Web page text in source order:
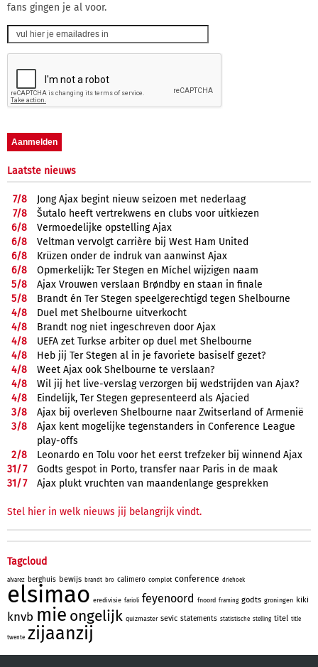
fans gingen je al voor.
Laatste nieuws
7/8
Jong Ajax begint nieuw seizoen met nederlaag
7/8
Šutalo heeft vertrekwens en clubs voor uitkiezen
6/8
Vermoedelijke opstelling Ajax
6/8
Veltman vervolgt carrière bij West Ham United
6/8
Krüzen onder de indruk van aanwinst Ajax
6/8
Opmerkelijk: Ter Stegen en Míchel wijzigen naam
5/8
Ajax Vrouwen verslaan Brøndby en staan in finale
5/8
Brandt én Ter Stegen speelgerechtigd tegen Shelbourne
4/8
Duel met Shelbourne uitverkocht
4/8
Brandt nog niet ingeschreven door Ajax
4/8
UEFA zet Turkse arbiter op duel met Shelbourne
4/8
Heb jij Ter Stegen al in je favoriete basiself gezet?
4/8
Weet Ajax ook Shelbourne te verslaan?
4/8
Wil jij het live-verslag verzorgen bij wedstrijden van Ajax?
4/8
Eindelijk, Ter Stegen gepresenteerd als Ajacied
3/8
Ajax bij overleven Shelbourne naar Zwitserland of Armenië
3/8
Ajax kent mogelijke tegenstanders in Conference League
play-offs
2/8
Leonardo en Tolu voor het eerst trefzeker bij winnend Ajax
31/7
Godts gespot in Porto, transfer naar Paris in de maak
31/7 Ajax plukt vruchten van maandenlange gesprekken
Stel hier in welk nieuws jij belangrijk vindt.
Tagcloud
alvarez berghuis bewijs brandt bro calimero complot conference driehoek
elsimao eredivisie farioli feyenoord fnoord framing godts groningen kiki
knvb mie ongelijk quizmaster sevic statements statistische stelling titel title
twente zijaanzij